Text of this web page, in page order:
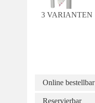
3 VARIANTEN
Online bestellbar
Reservierbar